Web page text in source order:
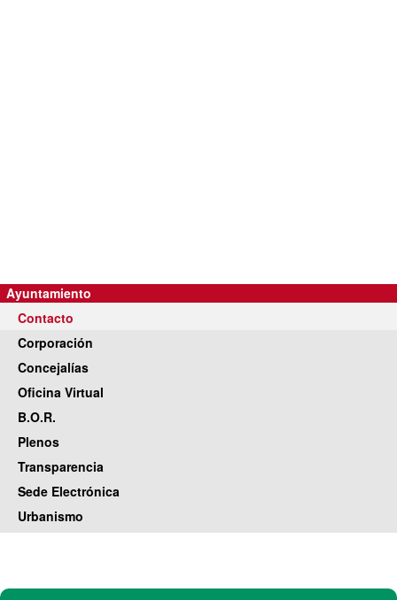
Ayuntamiento
Contacto
Corporación
Concejalías
Oficina Virtual
B.O.R.
Plenos
Transparencia
Sede Electrónica
Urbanismo